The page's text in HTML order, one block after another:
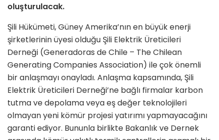
oluşturulacak.
Şili Hükümeti, Güney Amerika’nın en büyük enerji
şirketlerinin üyesi olduğu Şili Elektrik Üreticileri
Derneği (Generadoras de Chile – The Chilean
Generating Companies Association) ile çok önemli
bir anlaşmayı onayladı. Anlaşma kapsamında, Şili
Elektrik Üreticileri Derneği’ne bağlı firmalar karbon
tutma ve depolama veya eş değer teknolojileri
olmayan yeni kömür projesi yatırımı yapmayacağını
garanti ediyor. Bununla birlikte Bakanlık ve Dernek